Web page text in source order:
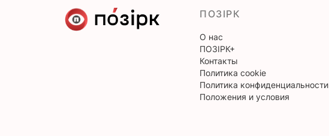
ПОЗІРК
О нас
ПОЗІРК+
Контакты
Политика cookie
Политика конфиденциальности
Положения и условия